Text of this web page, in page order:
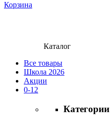
Корзина
Каталог
Все товары
Школа 2026
Акции
0-12
Категории